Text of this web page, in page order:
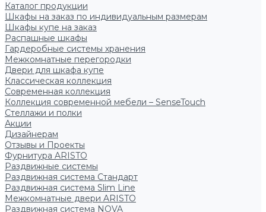
Каталог продукции
Шкафы на заказ по индивидуальным размерам
Шкафы купе на заказ
Распашные шкафы
Гардеробные системы хранения
Межкомнатные перегородки
Двери для шкафа купе
Классическая коллекция
Современная коллекция
Коллекция современной мебели – SenseTouch
Стеллажи и полки
Акции
Дизайнерам
Отзывы и Проекты
Фурнитура ARISTO
Раздвижные системы
Раздвижная система Стандарт
Раздвижная система Slim Line
Межкомнатные двери ARISTO
Раздвижная система NOVA